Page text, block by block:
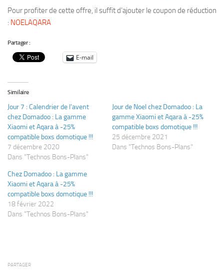
Pour profiter de cette offre, il suffit d’ajouter le coupon de réduction
: NOELAQARA
Partager :
E-mail
Similaire
Jour 7 : Calendrier de l’avent
chez Domadoo : La gamme
Xiaomi et Aqara à -25%
compatible boxs domotique !!!
7 décembre 2020
Dans "Technos Bons-Plans"
Jour de Noel chez Domadoo : La
gamme Xiaomi et Aqara à -25%
compatible boxs domotique !!!
25 décembre 2021
Dans "Technos Bons-Plans"
Chez Domadoo : La gamme
Xiaomi et Aqara à -25%
compatible boxs domotique !!!
18 février 2022
Dans "Technos Bons-Plans"
PARTAGER